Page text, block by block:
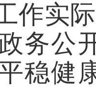
作实际
务公
稳健